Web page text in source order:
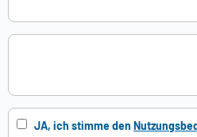
JA, ich stimme den